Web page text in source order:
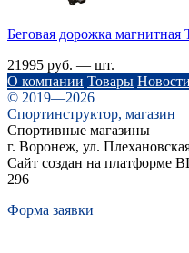
Беговая дорожка магнитная
21995 руб. — шт.
О компании Товары Новости
© 2019—2026
Спортинструктор, магазин
Спортивные магазины
г. Воронеж, ул.
Сайт создан на платформе
296
Форма заявки